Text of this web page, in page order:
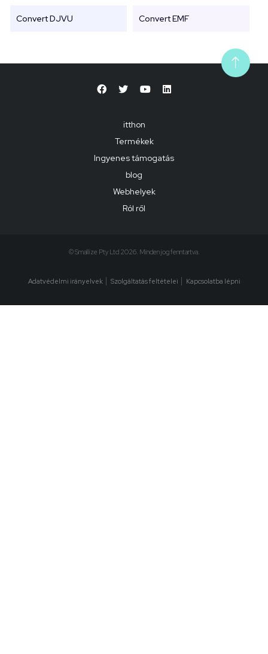
Convert DJVU Convert EMF
itthon
Termékek
Ingyenes támogatás
blog
Webhelyek
Ról ről
© Smallize Pty Ltd 2026. Minden jog fenntartva.
Adatvédelmi irányelvek Szolgáltatás feltételei Kapcsolatba lépni